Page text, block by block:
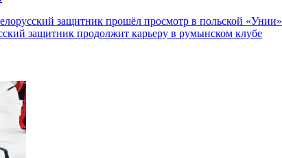
защитник прошёл просмотр в польской «Унии»
защитник продолжит карьеру в румынском клубе